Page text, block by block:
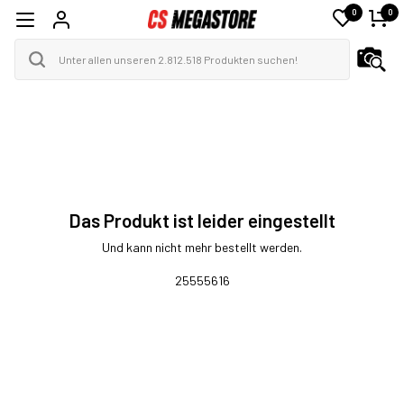
0 0
Das Produkt ist leider eingestellt
Und kann nicht mehr bestellt werden.
25555616